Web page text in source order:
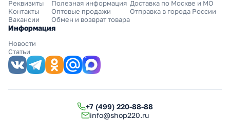
Реквизиты
Контакты
Вакансии
Полезная информация
Оптовые продажи
Обмен и возврат товара
Доставка по Москве и МО
Отправка в города России
Информация
Новости
Статьи
+7 (499) 220-88-88
info@shop220.ru